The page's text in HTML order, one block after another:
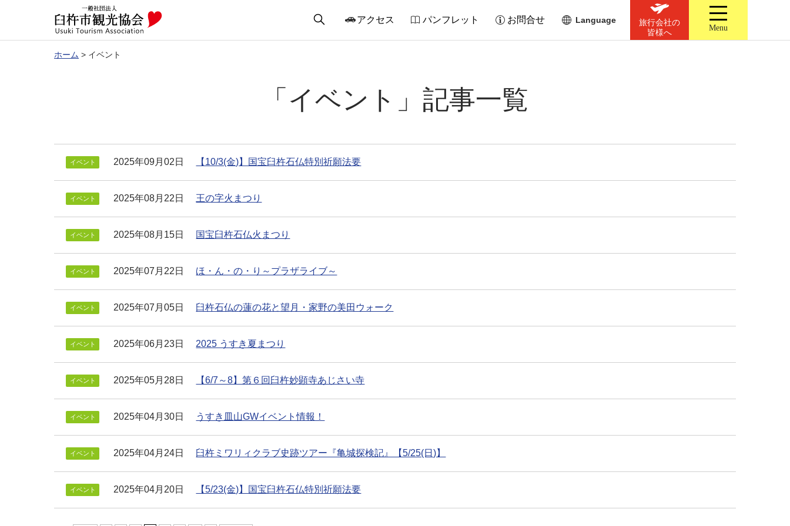
アクセス パンフレット お問合せ Language
旅行会社の
皆様へ
Menu
ホーム > イベント
「イベント」記事一覧
イベント 2025年09月02日 【10/3(金)】国宝臼杵石仏特別祈願法要
イベント 2025年08月22日 王の字火まつり
イベント 2025年08月15日 国宝臼杵石仏火まつり
イベント 2025年07月22日 ほ・ん・の・り～プラザライブ～
イベント 2025年07月05日 臼杵石仏の蓮の花と望月・家野の美田ウォーク
イベント 2025年06月23日 2025 うすき夏まつり
イベント 2025年05月28日 【6/7～8】第６回臼杵妙顕寺あじさい寺
イベント 2025年04月30日 うすき皿山GWイベント情報！
イベント 2025年04月24日 臼杵ミワリィクラブ史跡ツアー『亀城探検記』【5/25(日)】
イベント 2025年04月20日 【5/23(金)】国宝臼杵石仏特別祈願法要